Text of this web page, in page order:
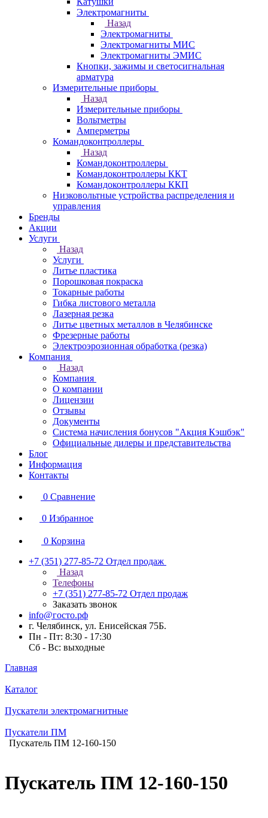
Электромагниты
Назад
Электромагниты
Электромагниты МИС
Электромагниты ЭМИС
Кнопки, зажимы и светосигнальная
арматура
Измерительные приборы
Назад
Измерительные приборы
Вольтметры
Амперметры
Командоконтроллеры
Назад
Командоконтроллеры
Командоконтроллеры ККТ
Командоконтроллеры ККП
Низковольтные устройства распределения и
управления
Бренды
Акции
Услуги
Назад
Услуги
Литье пластика
Порошковая покраска
Токарные работы
Гибка листового металла
Лазерная резка
Литье цветных металлов в Челябинске
Фрезерные работы
Электроэрозионная обработка (резка)
Компания
Назад
Компания
О компании
Лицензии
Отзывы
Документы
Система начисления бонусов "Акция Кэшбэк"
Официальные дилеры и представительства
Блог
Информация
Контакты
0 Сравнение
0 Избранное
0 Корзина
+7 (351) 277-85-72 Отдел продаж
Назад
Телефоны
+7 (351) 277-85-72 Отдел продаж
Заказать звонок
info@госто.рф
г. Челябинск, ул. Енисейская 75Б.
Пн - Пт: 8:30 - 17:30
Сб - Вс: выходные
Главная
Каталог
Пускатели электромагнитные
Пускатели ПМ
Пускатель ПМ 12-160-150
Пускатель ПМ 12-160-150